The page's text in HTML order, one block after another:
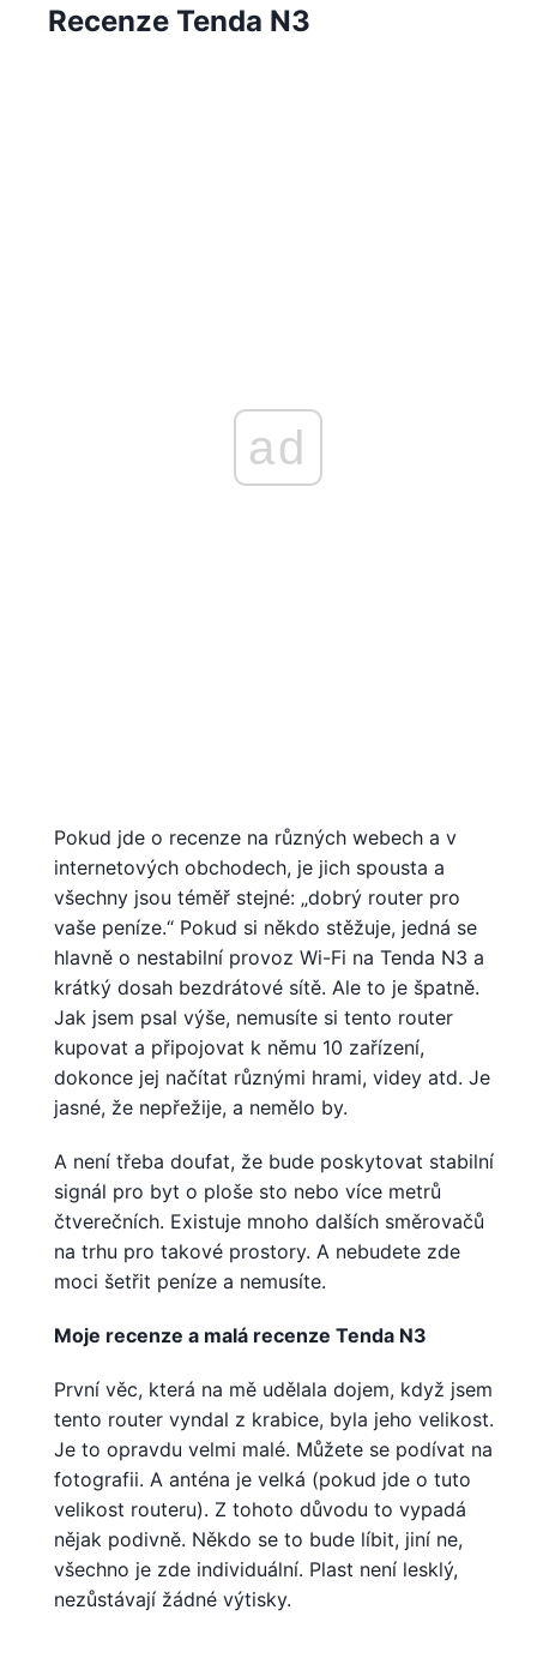
Recenze Tenda N3
ad
Pokud jde o recenze na různých webech a v
internetových obchodech, je jich spousta a
všechny jsou téměř stejné: „dobrý router pro
vaše peníze.“ Pokud si někdo stěžuje, jedná se
hlavně o nestabilní provoz Wi-Fi na Tenda N3 a
krátký dosah bezdrátové sítě. Ale to je špatně.
Jak jsem psal výše, nemusíte si tento router
kupovat a připojovat k němu 10 zařízení,
dokonce jej načítat různými hrami, videy atd. Je
jasné, že nepřežije, a nemělo by.
A není třeba doufat, že bude poskytovat stabilní
signál pro byt o ploše sto nebo více metrů
čtverečních. Existuje mnoho dalších směrovačů
na trhu pro takové prostory. A nebudete zde
moci šetřit peníze a nemusíte.
Moje recenze a malá recenze Tenda N3
První věc, která na mě udělala dojem, když jsem
tento router vyndal z krabice, byla jeho velikost.
Je to opravdu velmi malé. Můžete se podívat na
fotografii. A anténa je velká (pokud jde o tuto
velikost routeru). Z tohoto důvodu to vypadá
nějak podivně. Někdo se to bude líbit, jiní ne,
všechno je zde individuální. Plast není lesklý,
nezůstávají žádné výtisky.